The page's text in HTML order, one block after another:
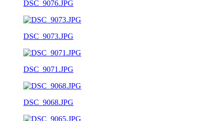
DSC_9076.JPG
DSC_9073.JPG
DSC_9071.JPG
DSC_9068.JPG